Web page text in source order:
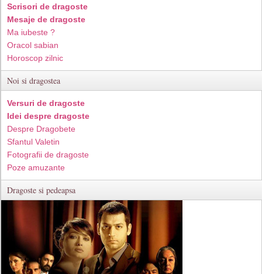
Scrisori de dragoste
Mesaje de dragoste
Ma iubeste ?
Oracol sabian
Horoscop zilnic
Noi si dragostea
Versuri de dragoste
Idei despre dragoste
Despre Dragobete
Sfantul Valetin
Fotografii de dragoste
Poze amuzante
Dragoste si pedeapsa